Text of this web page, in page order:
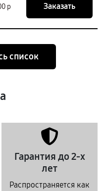
р Заказать
список
Гарантия до 2-х
лет
Распространяется как